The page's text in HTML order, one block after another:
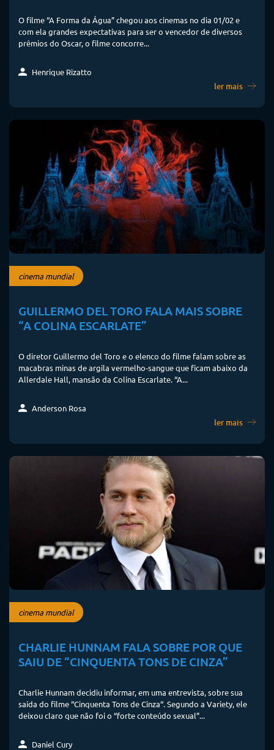
O filme “A Forma da Água” chegou aos cinemas no dia 01/02 e
com ela grandes expectativas para ser o vencedor de diversos
prêmios do Oscar, o filme concorre...
Henrique Rizatto
ler mais
cinema mundial
GUILLERMO DEL TORO FALA MAIS SOBRE
“A COLINA ESCARLATE”
O diretor Guillermo del Toro e o elenco do filme falam sobre as
macabras minas de argila vermelho-sangue que ficam abaixo da
Allerdale Hall, mansão da Colina Escarlate. “A...
Anderson Rosa
ler mais
cinema mundial
CHARLIE HUNNAM FALA SOBRE POR QUE
SAIU DE “CINQUENTA TONS DE CINZA”
Charlie Hunnam decidiu informar, em uma entrevista, sobre sua
saída do filme “Cinquenta Tons de Cinza“. Segundo a Variety, ele
deixou claro que não foi o “forte conteúdo sexual”...
Daniel Cury